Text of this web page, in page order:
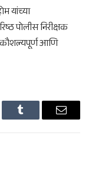
यांच्या
पोलीस निरीक्षक
कौशल्यपूर्ण आणि
Tumblr Email